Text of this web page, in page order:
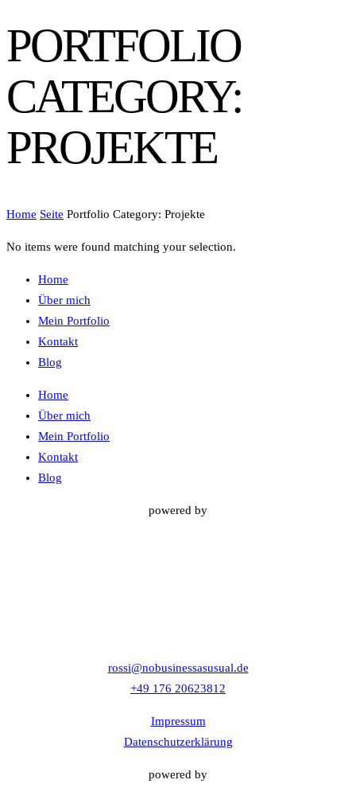
PORTFOLIO
CATEGORY:
PROJEKTE
Home Seite Portfolio Category: Projekte
No items were found matching your selection.
Home
Über mich
Mein Portfolio
Kontakt
Blog
Home
Über mich
Mein Portfolio
Kontakt
Blog
powered by
rossi@nobusinessasusual.de
+49 176 20623812
Impressum
Datenschutzerklärung
powered by